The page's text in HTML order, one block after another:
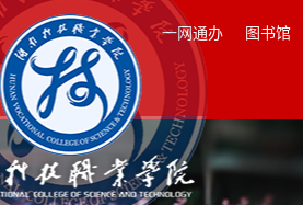
一网通办 图书馆